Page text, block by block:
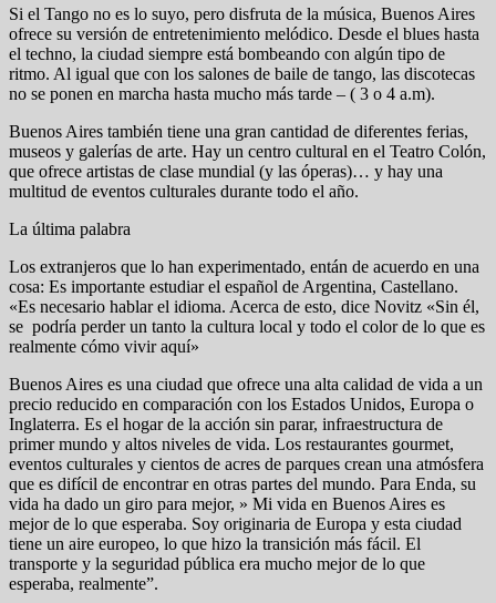
Si el Tango no es lo suyo, pero disfruta de la música, Buenos Aires
ofrece su versión de entretenimiento melódico. Desde el blues hasta
el techno, la ciudad siempre está bombeando con algún tipo de
ritmo. Al igual que con los salones de baile de tango, las discotecas
no se ponen en marcha hasta mucho más tarde – ( 3 o 4 a.m).
Buenos Aires también tiene una gran cantidad de diferentes ferias,
museos y galerías de arte. Hay un centro cultural en el Teatro Colón,
que ofrece artistas de clase mundial (y las óperas)… y hay una
multitud de eventos culturales durante todo el año.
La última palabra
Los extranjeros que lo han experimentado, entán de acuerdo en una
cosa: Es importante estudiar el español de Argentina, Castellano.
«Es necesario hablar el idioma. Acerca de esto, dice Novitz «Sin él,
se podría perder un tanto la cultura local y todo el color de lo que es
realmente cómo vivir aquí»
Buenos Aires es una ciudad que ofrece una alta calidad de vida a un
precio reducido en comparación con los Estados Unidos, Europa o
Inglaterra. Es el hogar de la acción sin parar, infraestructura de
primer mundo y altos niveles de vida. Los restaurantes gourmet,
eventos culturales y cientos de acres de parques crean una atmósfera
que es difícil de encontrar en otras partes del mundo. Para Enda, su
vida ha dado un giro para mejor, » Mi vida en Buenos Aires es
mejor de lo que esperaba. Soy originaria de Europa y esta ciudad
tiene un aire europeo, lo que hizo la transición más fácil. El
transporte y la seguridad pública era mucho mejor de lo que
esperaba, realmente”.